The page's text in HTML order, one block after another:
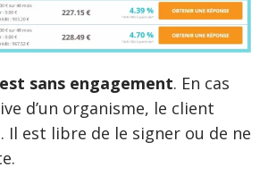
sans engagement. En cas
d’un organisme, le client
est libre de le signer ou de ne